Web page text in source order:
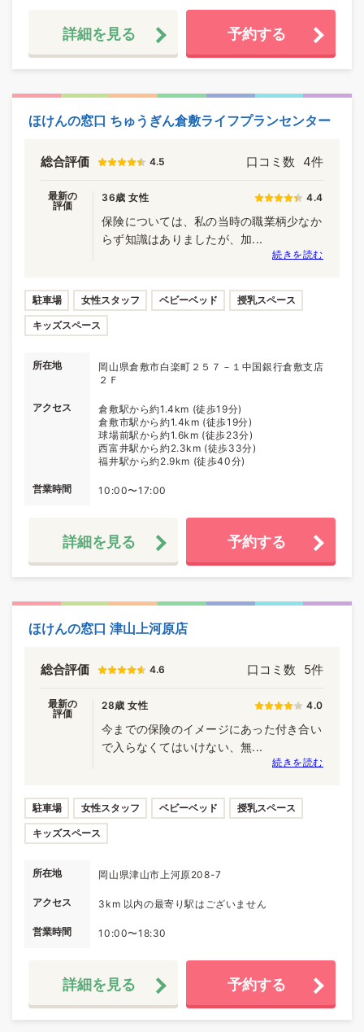
詳細を見る 予約する
ほけんの窓口 ちゅうぎん倉敷ライフプランセンター
総合評価 4.5 口コミ数 4件
最新の
評価
36歳 女性 4.4
保険については、私の当時の職業柄少なか
らず知識はありましたが、加...
続きを読む
駐車場 女性スタッフ ベビーベッド 授乳スペース
キッズスペース
所在地
岡山県倉敷市白楽町２５７－１中国銀行倉敷支店
２Ｆ
アクセス
倉敷駅から約1.4km (徒歩19分)
倉敷市駅から約1.4km (徒歩19分)
球場前駅から約1.6km (徒歩23分)
西富井駅から約2.3km (徒歩33分)
福井駅から約2.9km (徒歩40分)
営業時間 10:00〜17:00
詳細を見る 予約する
ほけんの窓口 津山上河原店
総合評価 4.6 口コミ数 5件
最新の
評価
28歳 女性 4.0
今までの保険のイメージにあった付き合い
で入らなくてはいけない、無...
続きを読む
駐車場 女性スタッフ ベビーベッド 授乳スペース
キッズスペース
所在地 岡山県津山市上河原208-7
アクセス 3km 以内の最寄り駅はございません
営業時間 10:00〜18:30
詳細を見る 予約する